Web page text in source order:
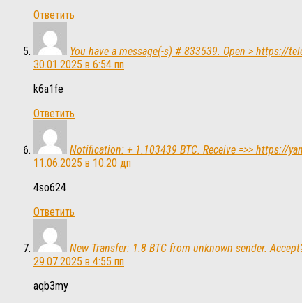
Ответить
You have a message(-s) # 833539. Open > https://
30.01.2025 в 6:54 пп
k6a1fe
Ответить
Notification: + 1.103439 BTC. Receive =>> https://
11.06.2025 в 10:20 дп
4so624
Ответить
New Transfer: 1.8 BTC from unknown sender.
29.07.2025 в 4:55 пп
aqb3my